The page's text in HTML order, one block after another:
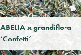
ABELIA x grandiflora
‘Confetti’